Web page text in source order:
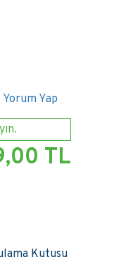
Kutusu
Yorum Yap
TL